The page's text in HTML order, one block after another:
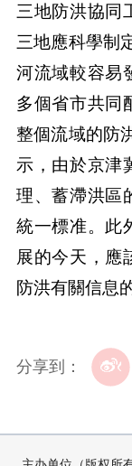
三地防洪協同
三地應科學制
河流域較容易
多個省市共同
整個流域的防
示，由於京津
理、蓄滯洪區
統一標准。此
展的今天，應
防洪有關信息
分享到：